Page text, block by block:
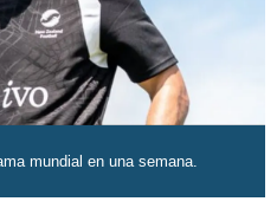
mundial en una semana.